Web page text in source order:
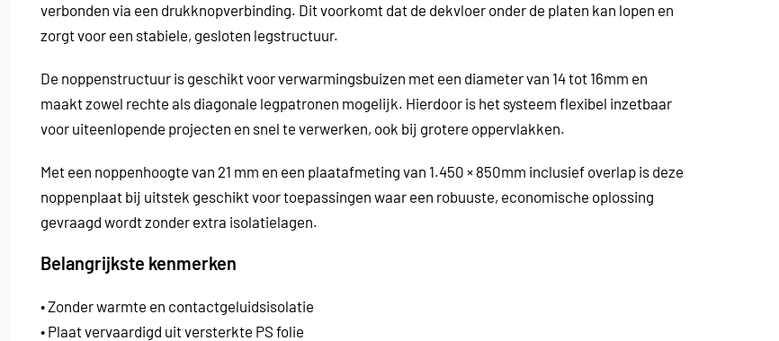
verbonden via een drukknopverbinding. Dit voorkomt dat de dekvloer onder de platen kan lopen en
zorgt voor een stabiele, gesloten legstructuur.
De noppenstructuur is geschikt voor verwarmingsbuizen met een diameter van 14 tot 16mm en
maakt zowel rechte als diagonale legpatronen mogelijk. Hierdoor is het systeem flexibel inzetbaar
voor uiteenlopende projecten en snel te verwerken, ook bij grotere oppervlakken.
Met een noppenhoogte van 21 mm en een plaatafmeting van 1.450 × 850mm inclusief overlap is deze
noppenplaat bij uitstek geschikt voor toepassingen waar een robuuste, economische oplossing
gevraagd wordt zonder extra isolatielagen.
Belangrijkste kenmerken
• Zonder warmte en contactgeluidsisolatie
• Plaat vervaardigd uit versterkte PS folie